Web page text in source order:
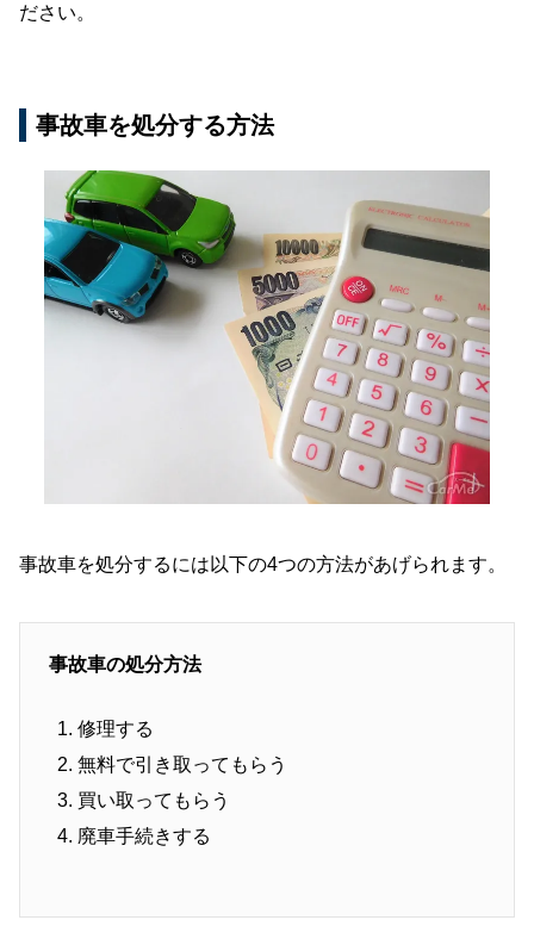
ださい。
事故車を処分する方法
事故車を処分するには以下の4つの方法があげられます。
事故車の処分方法
修理する
無料で引き取ってもらう
買い取ってもらう
廃車手続きする